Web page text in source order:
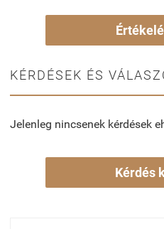
KÉRDÉSEK ÉS
Jelenleg nincsenek kérdések
Kérdés